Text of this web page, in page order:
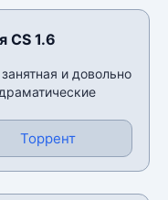
CS 1.6
и довольно
Торрент